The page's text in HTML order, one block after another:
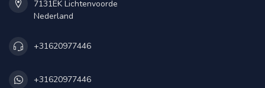
7131EK Lichtenvoorde
Nederland
+31620977446
+31620977446